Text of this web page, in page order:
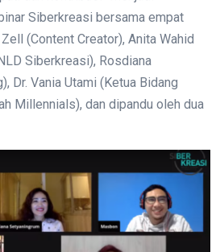
Siberkreasi bersama empat
(Content Creator), Anita Wahid
Siberkreasi), Rosdiana
Dr. Vania Utami (Ketua Bidang
Millennials), dan dipandu oleh dua